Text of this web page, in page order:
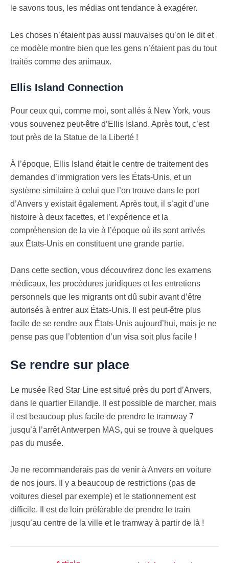
le savons tous, les médias ont tendance à exagérer.
Les choses n’étaient pas aussi mauvaises qu’on le dit et
ce modèle montre bien que les gens n’étaient pas du tout
traités comme des animaux.
Ellis Island Connection
Pour ceux qui, comme moi, sont allés à New York, vous
vous souvenez peut-être d’Ellis Island. Après tout, c’est
tout près de la Statue de la Liberté !
À l’époque, Ellis Island était le centre de traitement des
demandes d’immigration vers les États-Unis, et un
système similaire à celui que l’on trouve dans le port
d’Anvers y existait également. Après tout, il s’agit d’une
histoire à deux facettes, et l’expérience et la
compréhension de la vie à l’époque où ils sont arrivés
aux États-Unis en constituent une grande partie.
Dans cette section, vous découvrirez donc les examens
médicaux, les procédures juridiques et les entretiens
personnels que les migrants ont dû subir avant d’être
autorisés à entrer aux États-Unis. Il est peut-être plus
facile de se rendre aux États-Unis aujourd’hui, mais je ne
pense pas que l’obtention d’un visa soit plus facile !
Se rendre sur place
Le musée Red Star Line est situé près du port d’Anvers,
dans le quartier Eilandje. Il est possible de marcher, mais
il est beaucoup plus facile de prendre le tramway 7
jusqu’à l’arrêt Antwerpen MAS, qui se trouve à quelques
pas du musée.
Je ne recommanderais pas de venir à Anvers en voiture
de nos jours. Il y a beaucoup de restrictions (pas de
voitures diesel par exemple) et le stationnement est
difficile. Il est de loin préférable de prendre le train
jusqu’au centre de la ville et le tramway à partir de là !